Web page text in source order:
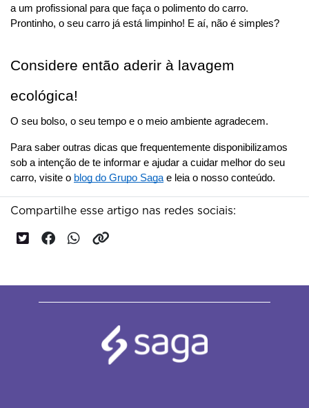
a um profissional para que faça o polimento do carro.
Prontinho, o seu carro já está limpinho! E aí, não é simples?
Considere então aderir à lavagem
ecológica!
O seu bolso, o seu tempo e o meio ambiente agradecem.
Para saber outras dicas que frequentemente disponibilizamos
sob a intenção de te informar e ajudar a cuidar melhor do seu
carro, visite o blog do Grupo Saga e leia o nosso conteúdo.
Compartilhe esse artigo nas redes sociais: